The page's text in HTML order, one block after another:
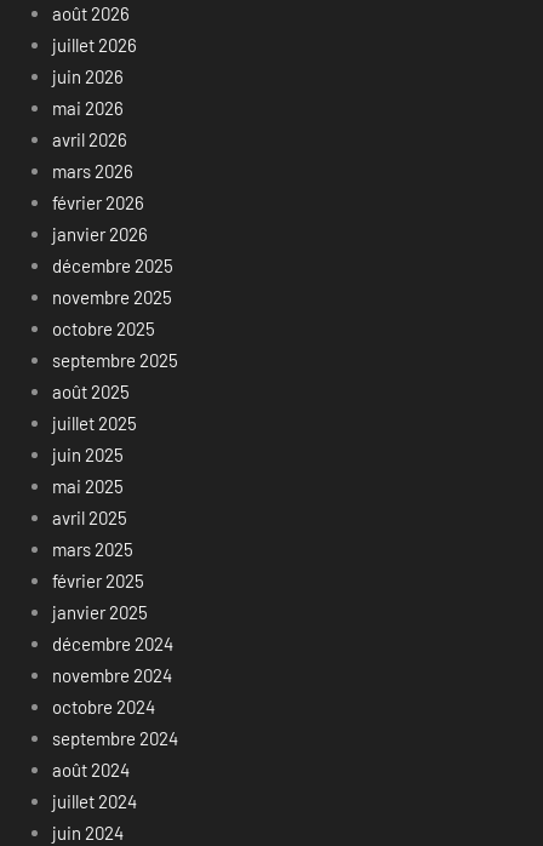
août 2026
juillet 2026
juin 2026
mai 2026
avril 2026
mars 2026
février 2026
janvier 2026
décembre 2025
novembre 2025
octobre 2025
septembre 2025
août 2025
juillet 2025
juin 2025
mai 2025
avril 2025
mars 2025
février 2025
janvier 2025
décembre 2024
novembre 2024
octobre 2024
septembre 2024
août 2024
juillet 2024
juin 2024